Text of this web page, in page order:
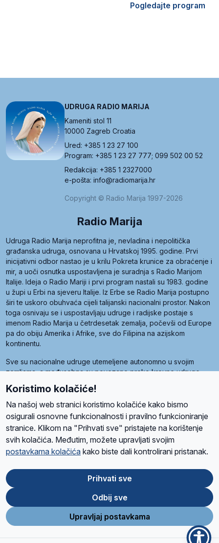
Pogledajte program
UDRUGA RADIO MARIJA
Kameniti stol 11
10000 Zagreb Croatia
Ured: +385 1 23 27 100
Program: +385 1 23 27 777; 099 502 00 52
Redakcija: +385 1 2327000
e-pošta: info@radiomarija.hr
Copyright © Radio Marija 1997-2026
Radio Marija
Udruga Radio Marija neprofitna je, nevladina i nepolitička
građanska udruga, osnovana u Hrvatskoj 1995. godine. Prvi
inicijativni odbor nastao je u krilu Pokreta krunice za obraćenje i
mir, a uoči osnutka uspostavljena je suradnja s Radio Marijom
Italije. Ideja o Radio Mariji i prvi program nastali su 1983. godine
u župi u Erbi na sjeveru Italije. Iz Erbe se Radio Marija postupno
širi te uskoro obuhvaća cijeli talijanski nacionalni prostor. Nakon
toga osnivaju se i uspostavljaju udruge i radijske postaje s
imenom Radio Marija u četrdesetak zemalja, počevši od Europe
pa do obiju Amerika i Afrike, sve do Filipina na azijskom
kontinentu.
Sve su nacionalne udruge utemeljene autonomno u svojim
zemljama, a međusobna su povezane preko krovne udruge
Radio Maria). Svjetsku obitelj utemeljilo je sedam članica, među
kojima je i hrvatska Udruga Radio Marija.
O namaRadio ProgramVolonteriPrijateljiKontaktPravila privatnosti
Ova stranica je zaštićena Google reCAPTCHA sustavom
Store
Google
Play
Koristimo kolačiće!
Na našoj web stranici koristimo kolačiće kako bismo
osigurali osnovne funkcionalnosti i pravilno funkcioniranje
stranice. Klikom na "Prihvati sve" pristajete na korištenje
svih kolačića. Međutim, možete upravljati svojim
postavkama kolačića kako biste dali kontrolirani pristanak.
Prihvati sve
Odbij sve
Upravljaj postavkama